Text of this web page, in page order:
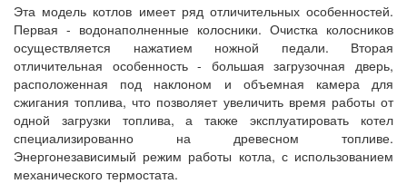
Эта модель котлов имеет ряд отличительных особенностей.
Первая - водонаполненные колосники. Очистка колосников
осуществляется нажатием ножной педали. Вторая
отличительная особенность - большая загрузочная дверь,
расположенная под наклоном и объемная камера для
сжигания топлива, что позволяет увеличить время работы от
одной загрузки топлива, а также эксплуатировать котел
специализированно на древесном топливе.
Энергонезависимый режим работы котла, с использованием
механического термостата.